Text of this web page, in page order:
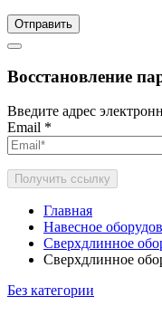
Отправить
Восстановление
Введите адрес
Email *
Получить ссылку
Главная
Навесное
Сверхдлинное
Сверхдлинное
Без категории